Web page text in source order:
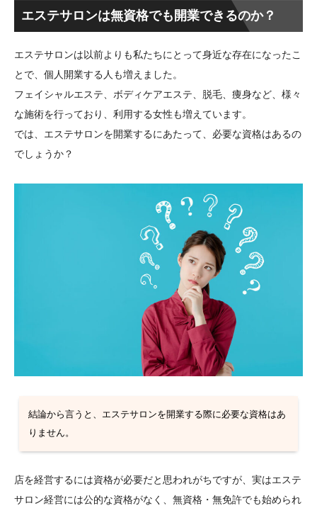
エステサロンは無資格でも開業できるのか？
エステサロンは以前よりも私たちにとって身近な存在になったこ
とで、個人開業する人も増えました。
フェイシャルエステ、ボディケアエステ、脱毛、痩身など、様々
な施術を行っており、利用する女性も増えています。
では、エステサロンを開業するにあたって、必要な資格はあるの
でしょうか？
結論から言うと、エステサロンを開業する際に必要な資格はあ
りません。
店を経営するには資格が必要だと思われがちですが、実はエステ
サロン経営には公的な資格がなく、無資格・無免許でも始められ